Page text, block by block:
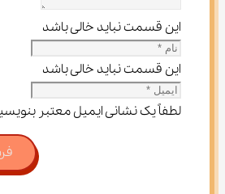
این قسمت نباید خالی باشد
این قسمت نباید خالی باشد
لطفاً یک نشانی ایمیل معتبر